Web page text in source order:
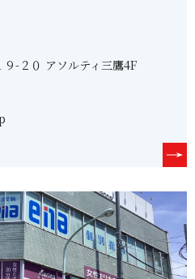
-２０ アソルティ三鷹4F